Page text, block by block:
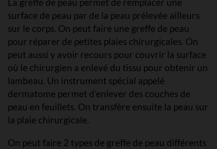
La greffe de peau permet de remplacer une
surface de peau par de la peau prélevée ailleurs
sur le corps. On peut faire une greffe de peau
pour réparer de petites plaies chirurgicales. On
peut aussi y avoir recours pour couvrir la surface
où le chirurgien a enlevé du tissu pour obtenir un
lambeau. Un instrument spécial appelé
dermatome permet d’enlever des couches de
peau en feuillets. On transfère ensuite la peau sur
la plaie chirurgicale.
On peut faire 2 types de greffe de peau différents